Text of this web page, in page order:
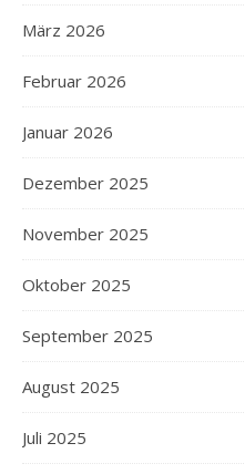
März 2026
Februar 2026
Januar 2026
Dezember 2025
November 2025
Oktober 2025
September 2025
August 2025
Juli 2025